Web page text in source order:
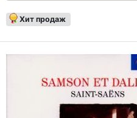
Хит продаж